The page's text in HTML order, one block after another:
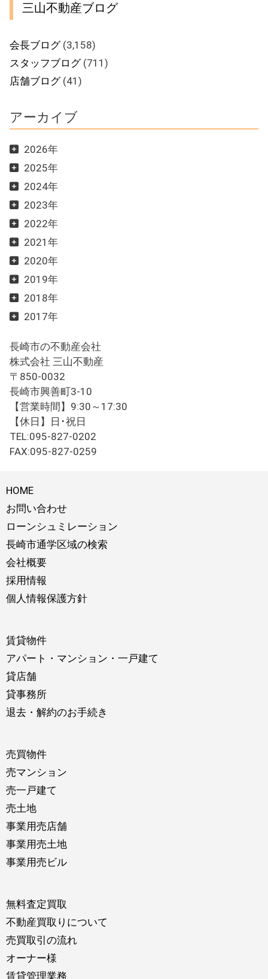
三山不動産ブログ
会長ブログ(3,158)
スタッフブログ(711)
店舗ブログ(41)
アーカイブ
2026年
2025年
2024年
2023年
2022年
2021年
2020年
2019年
2018年
2017年
長崎市の不動産会社
株式会社 三山不動産
〒850-0032
長崎市興善町3-10
【営業時間】9:30～17:30
【休日】日･祝日
TEL:095-827-0202
FAX:095-827-0259
HOME
お問い合わせ
ローンシュミレーション
長崎市通学区域の検索
会社概要
採用情報
個人情報保護方針
賃貸物件
アパート・マンション・一戸建て
貸店舗
貸事務所
退去・解約のお手続き
売買物件
売マンション
売一戸建て
売土地
事業用売店舗
事業用売土地
事業用売ビル
無料査定買取
不動産買取りについて
売買取引の流れ
オーナー様
賃貸管理業務